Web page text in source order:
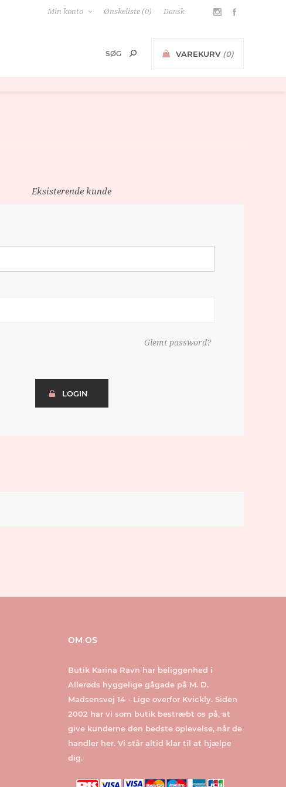
Min konto Ønskeliste (0)
VAREKURV (0)
Eksisterende kunde
Glemt password?
OM OS
Butik Karina Ravn har beliggenhed i
Allerøds hyggelige gågade på M. D.
Madsensvej 14 - Lige overfor Kvickly. Siden
2002 har vi som butik bestræbt os på, at
give kunderne den bedste oplevelse, når de
handler her. Vi står altid klar til at hjælpe
dig.